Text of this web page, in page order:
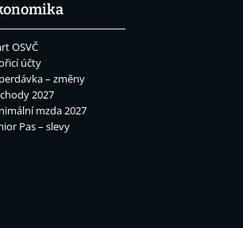
OSVČ
účty
– změny
2027
mzda 2027
Pas – slevy